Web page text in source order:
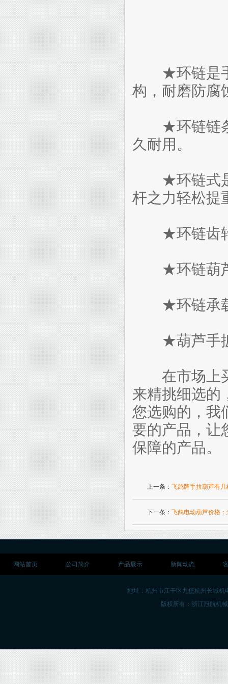
★环链是手
构，耐磨防腐
★环链链条
久耐用。
★环链式是
杆之力轻松提
★环链齿轮
★环链葫芦
★环链承载
★葫芦手扳
在市场上买
来精挑细选的
您选购的，我
要的产品，让
保障的产品。
上一条： 飞鸽牌手拉葫芦有
下一条： 飞鸽电动葫芦价格
网站首页 公司简介 产品展示 新闻动态
地址：杭州市江干区九堡杭州长城机
版权所有：浙江冠航机